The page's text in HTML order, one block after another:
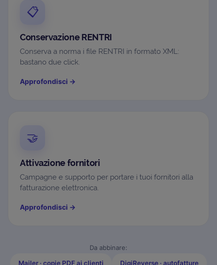
📋
Conservazione RENTRI
Conserva a norma i file RENTRI in formato XML:
bastano due click.
Approfondisci →
🤝
Attivazione fornitori
Campagne e supporto per portare i tuoi fornitori alla
fatturazione elettronica.
Approfondisci →
Da abbinare:
Mailer · copie PDF ai clienti
DigiReverse · autofatture